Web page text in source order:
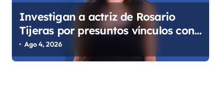
Investigan a actriz de Rosario
Tijeras por presuntos vínculos con
red de huachicol fiscal
Ago 4, 2026